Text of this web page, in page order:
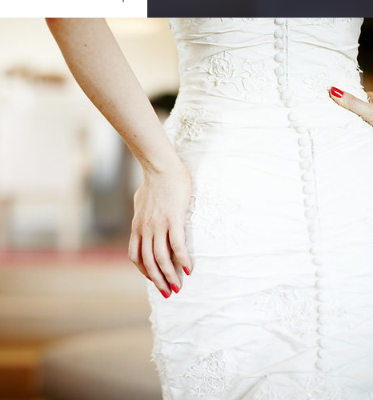
Canon
Canon EOS 5D Mark II
1/320
1.2
400
25 juin 2011
/
Fermer